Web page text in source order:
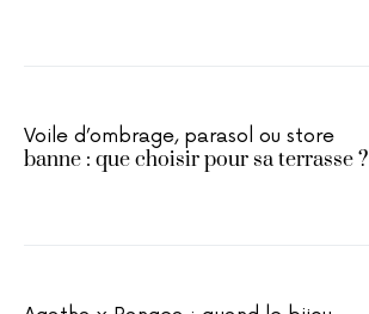
Voile d’ombrage, parasol ou store
banne : que choisir pour sa terrasse ?